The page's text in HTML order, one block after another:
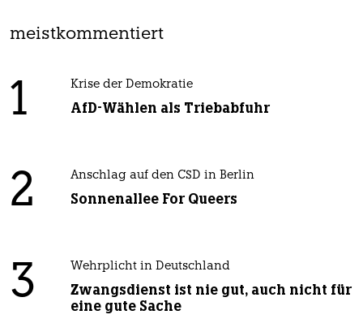
meistkommentiert
1 Krise der Demokratie
AfD-Wählen als Triebabfuhr
2 Anschlag auf den CSD in Berlin
Sonnenallee For Queers
3 Wehrplicht in Deutschland
Zwangsdienst ist nie gut, auch nicht für
eine gute Sache